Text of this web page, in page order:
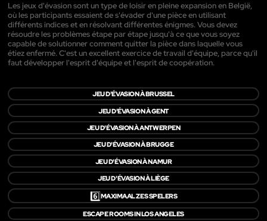
Les jeux d'évasion sont un type de loisir en pleine expansion en België,
où les participants essaient de s'évader d'une pièce en utilisant
différents indices et en résolvant différentes énigmes. Vous devez
résoudre les problèmes étape par étape jusqu'à ce que vous soyez
capable de solutionner comment quitter la pièce dans laquelle vous
étiez enfermé. C'est un excellent exercice de travail d'équipe, parce qu'il
faut développer l'esprit d'équipe et l'esprit de coopération.
JEU D'ÉVASION À BRUSSEL
JEU D'ÉVASION À GENT
JEU D'ÉVASION À ANTWERPEN
JEU D'ÉVASION À BRUGGE
JEU D'ÉVASION À NAMUR
JEU D'ÉVASION À LIÈGE
6️⃣MAXIMAAL ZES SPELERS
ESCAPE ROOMS IN LOS ANGELES